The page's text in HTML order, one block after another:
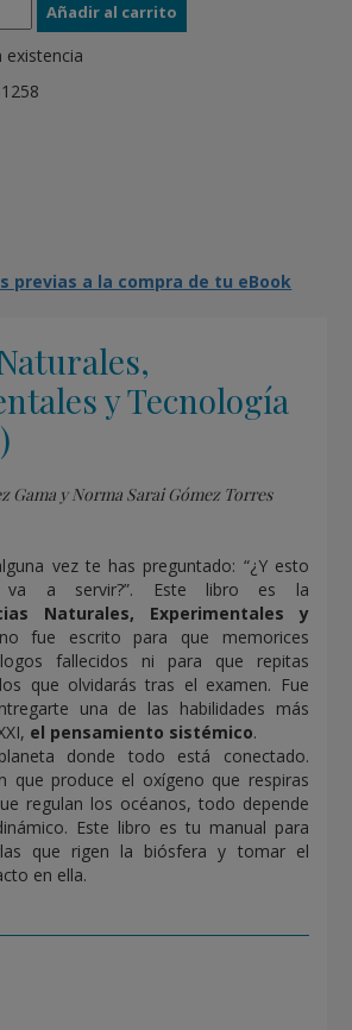
existencia
previas a la compra de tu eBook
y Tecnología
Gama y Norma Sarai Gómez Torres
vez te has preguntado: “¿Y esto
a servir?”. Este libro es la
Naturales, Experimentales y
fue escrito para que memorices
fallecidos ni para que repitas
que olvidarás tras el examen. Fue
una de las habilidades más
el pensamiento sistémico.
donde todo está conectado.
que produce el oxígeno que respiras
regulan los océanos, todo depende
Este libro es tu manual para
que rigen la biósfera y tomar el
en ella.